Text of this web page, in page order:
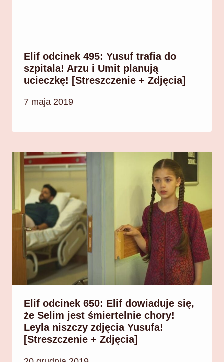
Elif odcinek 495: Yusuf trafia do
szpitala! Arzu i Umit planują
ucieczkę! [Streszczenie + Zdjęcia]
7 maja 2019
Elif odcinek 650: Elif dowiaduje się,
że Selim jest śmiertelnie chory!
Leyla niszczy zdjęcia Yusufa!
[Streszczenie + Zdjęcia]